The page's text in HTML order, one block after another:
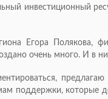
инвестиционный
Егора Полякова,
очень много. И в
поддержки, которые